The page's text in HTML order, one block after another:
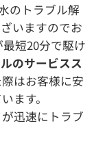
のトラブル解
いますのでお
短20分で駆け
のサービスス
はお客様に安
ます。
迅速にトラブ